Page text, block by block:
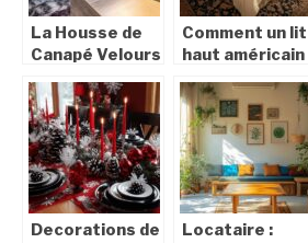
La Housse de
Canapé Velours
Alliance
Parfaite entre
Protection et
Décoration
pour
Propriétaires
d’Animaux
Comment un lit
haut américain
votre chambre
en havre de
confort
Decorations de
Locataire :